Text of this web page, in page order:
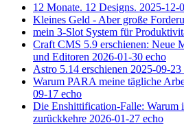
12 Monate. 12 Designs. 2025-12-
Kleines Geld - Aber große
mein 3-Slot System für
Craft CMS 5.9 erschienen: Neue
und Editoren 2026-01-30 echo
Astro 5.14 erschienen 2025-09-23
Warum PARA meine tägliche
09-17 echo
Die Enshittification-Falle: Warum
zurückkehre 2026-01-27 echo